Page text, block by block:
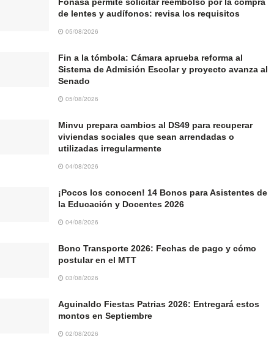
de lentes y audífonos: revisa los requisitos
05/08/2026
Fin a la tómbola: Cámara aprueba reforma al
Sistema de Admisión Escolar y proyecto avanza al
Senado
05/08/2026
Minvu prepara cambios al DS49 para recuperar
viviendas sociales que sean arrendadas o
utilizadas irregularmente
04/08/2026
¡Pocos los conocen! 14 Bonos para Asistentes de
la Educación y Docentes 2026
04/08/2026
Bono Transporte 2026: Fechas de pago y cómo
postular en el MTT
03/08/2026
Aguinaldo Fiestas Patrias 2026: Entregará estos
montos en Septiembre
02/08/2026